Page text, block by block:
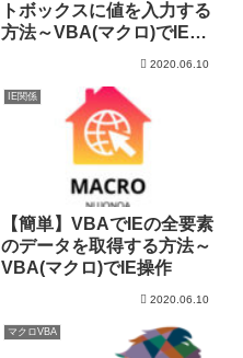
トボックスに値を入力する
方法～VBA(マクロ)でIE操
2020.06.10
IE関係
【簡単】VBAでIEの全要素
のデータを取得する方法～
VBA(マクロ)でIE操作
2020.06.10
マクロVBA